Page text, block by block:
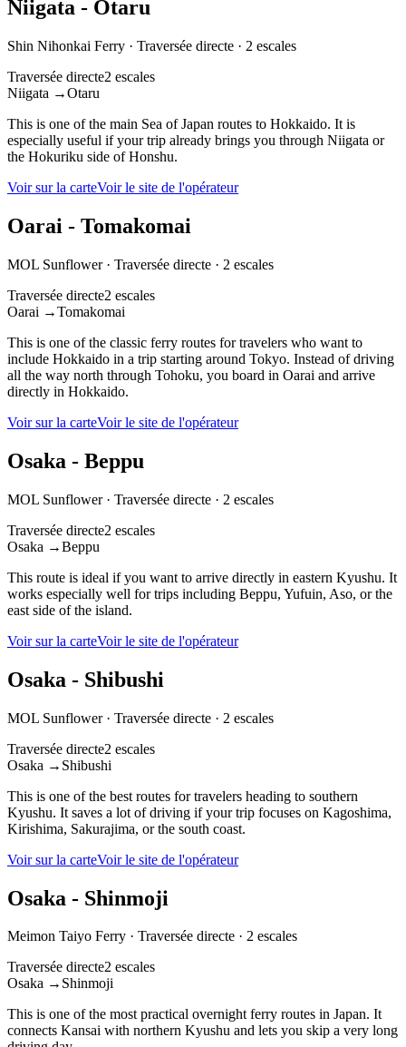
Niigata - Otaru
Shin Nihonkai Ferry · Traversée directe · 2 escales
Traversée directe2 escales
Niigata →Otaru
This is one of the main Sea of Japan routes to Hokkaido. It is
especially useful if your trip already brings you through Niigata or
the Hokuriku side of Honshu.
Voir sur la carteVoir le site de l'opérateur
Oarai - Tomakomai
MOL Sunflower· Traversée directe · 2 escales
Traversée directe2 escales
Oarai →Tomakomai
This is one of the classic ferry routes for travelers who want to
include Hokkaido in a trip starting around Tokyo. Instead of driving
all the way north through Tohoku, you board in Oarai and arrive
directly in Hokkaido.
Voir sur la carteVoir le site de l'opérateur
Osaka - Beppu
MOL Sunflower· Traversée directe · 2 escales
Traversée directe2 escales
Osaka →Beppu
This route is ideal if you want to arrive directly in eastern Kyushu. It
works especially well for trips including Beppu, Yufuin, Aso, or the
east side of the island.
Voir sur la carteVoir le site de l'opérateur
Osaka - Shibushi
MOL Sunflower· Traversée directe · 2 escales
Traversée directe2 escales
Osaka → Shibushi
This is one of the best routes for travelers heading to southern
Kyushu. It saves a lot of driving if your trip focuses on Kagoshima,
Kirishima, Sakurajima, or the south coast.
Voir sur la carteVoir le site de l'opérateur
Osaka - Shinmoji
Meimon Taiyo Ferry · Traversée directe · 2 escales
Traversée directe2 escales
Osaka → Shinmoji
This is one of the most practical overnight ferry routes in Japan. It
connects Kansai with northern Kyushu and lets you skip a very long